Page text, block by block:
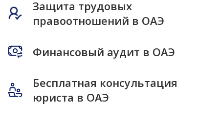
Защита трудовых
правоотношений в ОАЭ
Финансовый аудит в ОАЭ
Бесплатная консультация
юриста в ОАЭ